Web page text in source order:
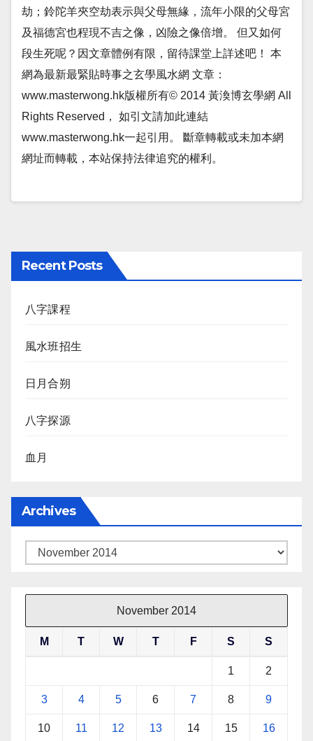
劫；鈴陀羊夾空劫表示與父母無緣，流年小限的父母宮
及福德宮也程現不吉之像，凶險之像倍增。 但又如何
段生死呢？因文章體例有限，留待課堂上詳述吧！ 本
網為最新最緊貼時事之玄學風水網 文章：
www.masterwong.hk版權所有© 2014 黃渙博玄學網 All
Rights Reserved， 如引文請加此連結
www.masterwong.hk一起引用。 斷章轉載或未加本網
網址而轉載，本站保持法律追究的權利。
Recent Posts
八字課程
風水班招生
日月合朔
八字探源
血月
Archives
Archives
November 2014
M T W T F S S
1 2
3 4 5 6 7 8 9
10 11 12 13 14 15 16